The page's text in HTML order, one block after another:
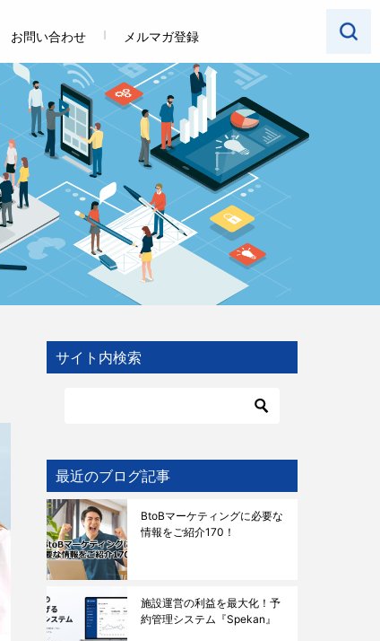
お問い合わせ メルマガ登録
サイト内検索
最近のブログ記事
BtoBマーケティングに必要な
情報をご紹介170！
施設運営の利益を最大化！予
約管理システム『Spekan』